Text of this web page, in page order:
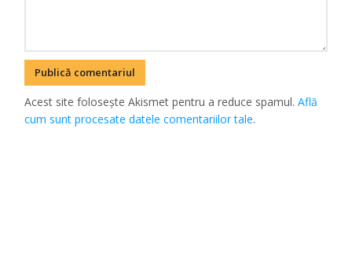
Acest site folosește Akismet pentru a reduce spamul.Află
cum sunt procesate datele comentariilor tale.